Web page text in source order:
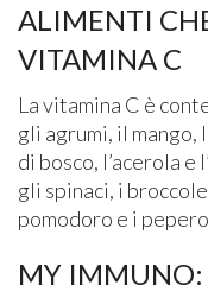
ALIMENTI
VITAMINA C
La vitamina C è
gli agrumi, il mango,
di bosco, l’acerola e
gli spinaci, i
pomodoro e i
MY IMMUNO: